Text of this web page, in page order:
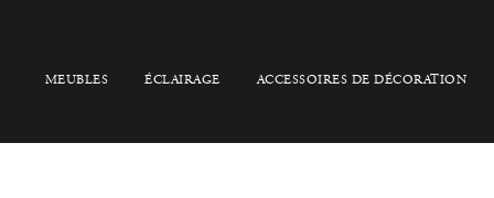
MEUBLES ÉCLAIRAGE ACCESSOIRES DE DÉCORATION